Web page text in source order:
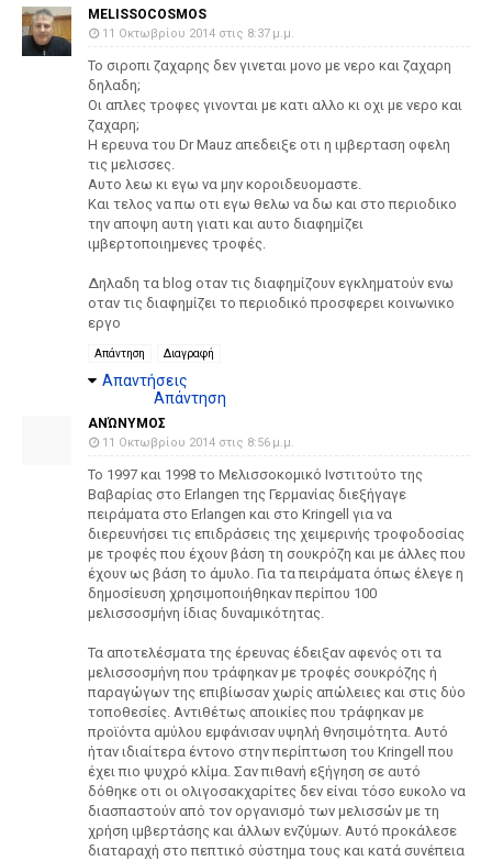
MELISSOCOSMOS
11 Οκτωβρίου 2014 στις 8:37 μ.μ.
Το σιροπι ζαχαρης δεν γινεται μονο με νερο και ζαχαρη
δηλαδη;
Οι απλες τροφες γινονται με κατι αλλο κι οχι με νερο και
ζαχαρη;
Η ερευνα του Dr Mauz απεδειξε οτι η ιμβερταση οφελη
τις μελισσες.
Αυτο λεω κι εγω να μην κοροιδευομαστε.
Και τελος να πω οτι εγω θελω να δω και στο περιοδικο
την αποψη αυτη γιατι και αυτο διαφημίζει
ιμβερτοποιημενες τροφές.
Δηλαδη τα blog οταν τις διαφημίζουν εγκληματούν ενω
οταν τις διαφημίζει το περιοδικό προσφερει κοινωνικο
εργο
Απάντηση Διαγραφή
Απαντήσεις
Απάντηση
ΑΝΏΝΥΜΟΣ
11 Οκτωβρίου 2014 στις 8:56 μ.μ.
Το 1997 και 1998 το Μελισσοκομικό Ινστιτούτο της
Βαβαρίας στο Erlangen της Γερμανίας διεξήγαγε
πειράματα στο Erlangen και στο Kringell για να
διερευνήσει τις επιδράσεις της χειμερινής τροφοδοσίας
με τροφές που έχουν βάση τη σουκρόζη και με άλλες που
έχουν ως βάση το άμυλο. Για τα πειράματα όπως έλεγε η
δημοσίευση χρησιμοποιήθηκαν περίπου 100
μελισσοσμήνη ίδιας δυναμικότητας.
Τα αποτελέσματα της έρευνας έδειξαν αφενός οτι τα
μελισσοσμήνη που τράφηκαν με τροφές σουκρόζης ή
παραγώγων της επιβίωσαν χωρίς απώλειες και στις δύο
τοποθεσίες. Αντιθέτως αποικίες που τράφηκαν με
προϊόντα αμύλου εμφάνισαν υψηλή θνησιμότητα. Αυτό
ήταν ιδιαίτερα έντονο στην περίπτωση του Kringell που
έχει πιο ψυχρό κλίμα. Σαν πιθανή εξήγηση σε αυτό
δόθηκε οτι οι ολιγοσακχαρίτες δεν είναι τόσο ευκολο να
διασπαστούν από τον οργανισμό των μελισσών με τη
χρήση ιμβερτάσης και άλλων ενζύμων. Αυτό προκάλεσε
διαταραχή στο πεπτικό σύστημα τους και κατά συνέπεια